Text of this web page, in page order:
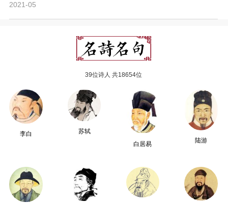
2021-05
39位诗人 共18654位
李白
苏轼
白居易
陆游